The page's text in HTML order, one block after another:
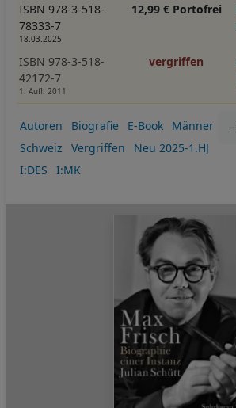
ISBN 978-3-518-
78333-7
18.03.2025
12,99 € Portofrei
ISBN 978-3-518-
42172-7
1. Aufl. 2011
vergriffen
Autoren Biografie E-Book
Männer
Schweiz
Vergriffen
Neu 2025-1.HJ
I:DES
I:MK